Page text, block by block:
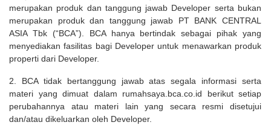
merupakan produk dan tanggung jawab Developer serta bukan
merupakan produk dan tanggung jawab PT BANK CENTRAL
ASIA Tbk (“BCA”). BCA hanya bertindak sebagai pihak yang
menyediakan fasilitas bagi Developer untuk menawarkan produk
properti dari Developer.
2. BCA tidak bertanggung jawab atas segala informasi serta
materi yang dimuat dalam rumahsaya.bca.co.id berikut setiap
perubahannya atau materi lain yang secara resmi disetujui
dan/atau dikeluarkan oleh Developer.